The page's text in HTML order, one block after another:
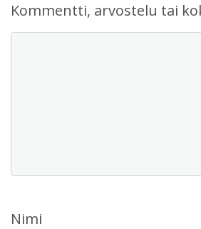
Kommentti, arvostelu tai
Nimi